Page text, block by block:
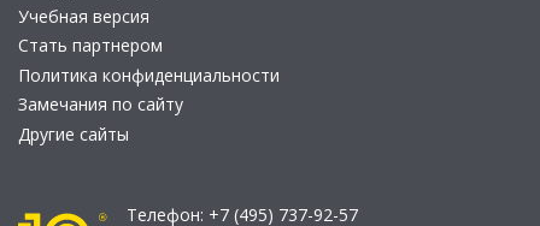
Учебная версия
Стать партнером
Политика конфиденциальности
Замечания по сайту
Другие сайты
Телефон: +7 (495) 737-92-57